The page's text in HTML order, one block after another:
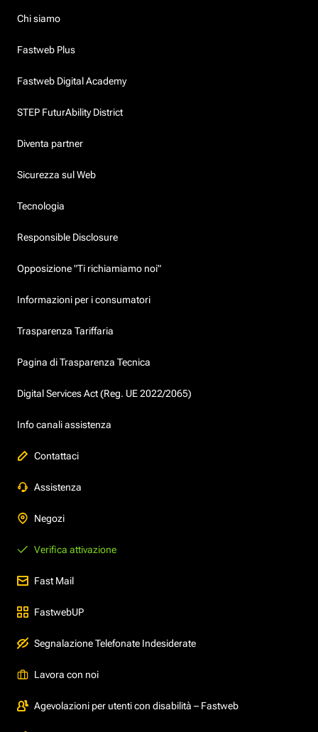
Chi siamo
Fastweb Plus
Fastweb Digital Academy
STEP FuturAbility District
Diventa partner
Sicurezza sul Web
Tecnologia
Responsible Disclosure
Opposizione "Ti richiamiamo noi"
Informazioni per i consumatori
Trasparenza Tariffaria
Pagina di Trasparenza Tecnica
Digital Services Act (Reg. UE 2022/2065)
Info canali assistenza
Contattaci
Assistenza
Negozi
Verifica attivazione
Fast Mail
FastwebUP
Segnalazione Telefonate Indesiderate
Lavora con noi
Agevolazioni per utenti con disabilità – Fastweb